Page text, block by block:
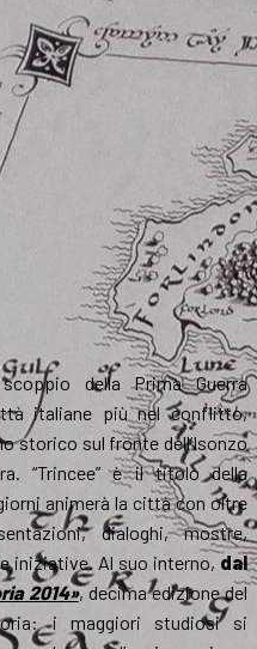
della Prima Guerra
italiane più nel conflitto,
storico sul fronte dell’Isonzo
“Trincee” è il titolo della
animerà la città con oltre
dialoghi, mostre,
iniziative. Al suo interno, dal
2014», decima edizione del
i maggiori studiosi si